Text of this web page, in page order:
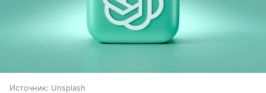
Источник: Unsplash